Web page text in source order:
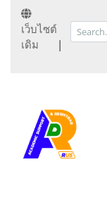
เว็บไซต์
เดิม
|